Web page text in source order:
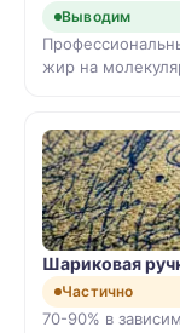
Выводим
жир на
Шариковая
Частично
70-90% в